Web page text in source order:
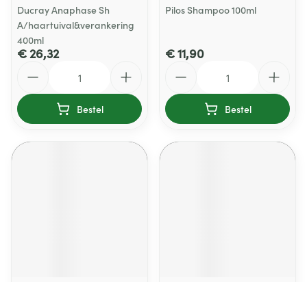
Ducray Anaphase Sh
A/haartuival&verankering
400ml
€ 26,32
Bestel
Pilos Shampoo 100ml
€ 11,90
Bestel